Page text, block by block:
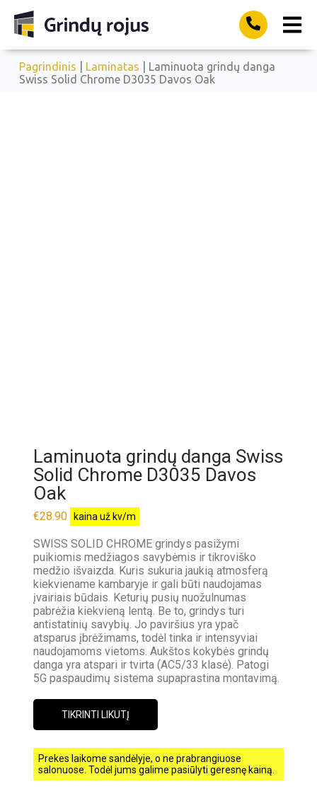
Pagrindinis Laminatas | Laminuota grindų danga
Swiss Solid Chrome D3035 Davos Oak
Laminuota grindų danga Swiss
Solid Chrome D3035 Davos
Oak
€28.90 kaina už kv/m
SWISS SOLID CHROME grindys pasižymi
puikiomis medžiagos savybėmis ir tikroviško
medžio išvaizda. Kuris sukuria jaukią atmosferą
kiekviename kambaryje ir gali būti naudojamas
įvairiais būdais. Keturių pusių nuožulnumas
pabrėžia kiekvieną lentą. Be to, grindys turi
antistatinių savybių. Jo paviršius yra ypač
atsparus įbrėžimams, todėl tinka ir intensyviai
naudojamoms vietoms. Aukštos kokybės grindų
danga yra atspari ir tvirta (AC5/33 klasė). Patogi
5G paspaudimų sistema supaprastina montavimą.
TIKRINTI LIKUTĮ
Prekes laikome sandėlyje, o ne prabrangiuose
salonuose. Todėl jums galime pasiūlyti geresnę kainą.